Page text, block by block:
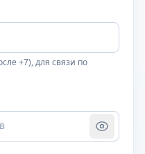
+7), для связи по